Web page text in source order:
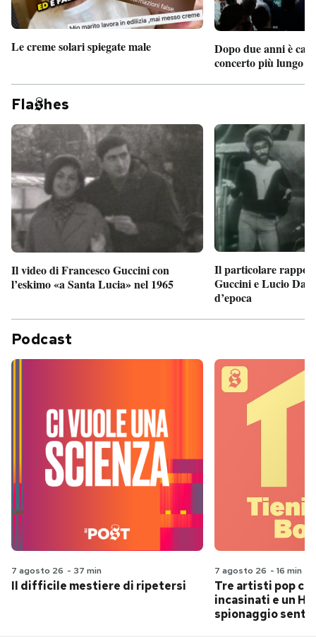
Le creme solari spiegate male
Dopo due anni è
concerto più lungo
Fla hes
Il video di Francesco Guccini con
l’eskimo «a Santa Lucia» nel 1965
Il particolare
Guccini e Lucio
d’epoca
Podcast
7 agosto 26 - 37 min
Il difficile mestiere di ripetersi
7 agosto 26 - 16 min
Tre artisti pop
incasinati e un
spionaggio